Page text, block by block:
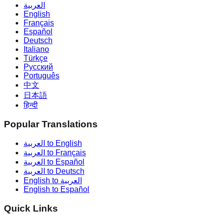
العربية
English
Français
Español
Deutsch
Italiano
Türkçe
Русский
Português
中文
日本語
हिन्दी
Popular Translations
العربية to English
العربية to Français
العربية to Español
العربية to Deutsch
English to العربية
English to Español
Quick Links